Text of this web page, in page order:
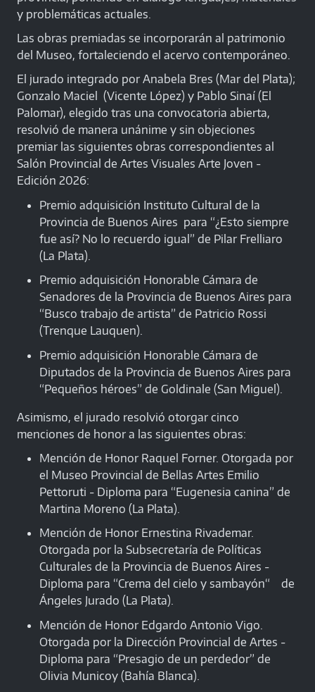
y problemáticas actuales.
Las obras premiadas se incorporarán al patrimonio
del Museo, fortaleciendo el acervo contemporáneo.
El jurado integrado por Anabela Bres (Mar del Plata);
Gonzalo Maciel (Vicente López) y Pablo Sinaí (El
Palomar), elegido tras una convocatoria abierta,
resolvió de manera unánime y sin objeciones
premiar las siguientes obras correspondientes al
Salón Provincial de Artes Visuales Arte Joven -
Edición 2026:
Premio adquisición Instituto Cultural de la
Provincia de Buenos Aires para “¿Esto siempre
fue así? No lo recuerdo igual” de Pilar Frelliaro
(La Plata).
Premio adquisición Honorable Cámara de
Senadores de la Provincia de Buenos Aires para
“Busco trabajo de artista” de Patricio Rossi
(Trenque Lauquen).
Premio adquisición Honorable Cámara de
Diputados de la Provincia de Buenos Aires para
“Pequeños héroes” de Goldinale (San Miguel).
Asimismo, el jurado resolvió otorgar cinco
menciones de honor a las siguientes obras:
Mención de Honor Raquel Forner. Otorgada por
el Museo Provincial de Bellas Artes Emilio
Pettoruti - Diploma para “Eugenesia canina” de
Martina Moreno (La Plata).
Mención de Honor Ernestina Rivademar.
Otorgada por la Subsecretaría de Políticas
Culturales de la Provincia de Buenos Aires -
Diploma para “Crema del cielo y sambayón“ de
Ángeles Jurado (La Plata).
Mención de Honor Edgardo Antonio Vigo.
Otorgada por la Dirección Provincial de Artes -
Diploma para “Presagio de un perdedor” de
Olivia Municoy (Bahía Blanca).